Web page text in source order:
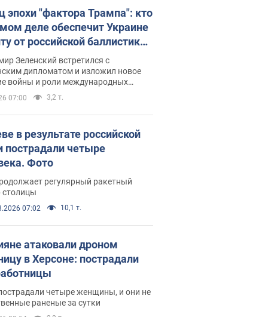
эпохи "фактора Трампа": кто
деле обеспечит Украине
от российской баллистики.
с Безсмертным
Зеленский встретился с
дипломатом и изложил новое
войны и роли международных
в борьбе с Россией
07:00 3,2 т.
в результате российской
пострадали четыре
Фото
регулярный ракетный
столицы
07:02 10,1 т.
атаковали дроном
в Херсоне: пострадали
четыре женщины, и они не
раненые за сутки